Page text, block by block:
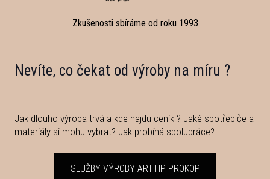
Zkušenosti sbíráme od roku 1993
Nevíte, co čekat od výroby na míru ?
Jak dlouho výroba trvá a kde najdu ceník ? Jaké spotřebiče a
materiály si mohu vybrat? Jak probíhá spolupráce?
SLUŽBY VÝROBY ARTTIP PROKOP